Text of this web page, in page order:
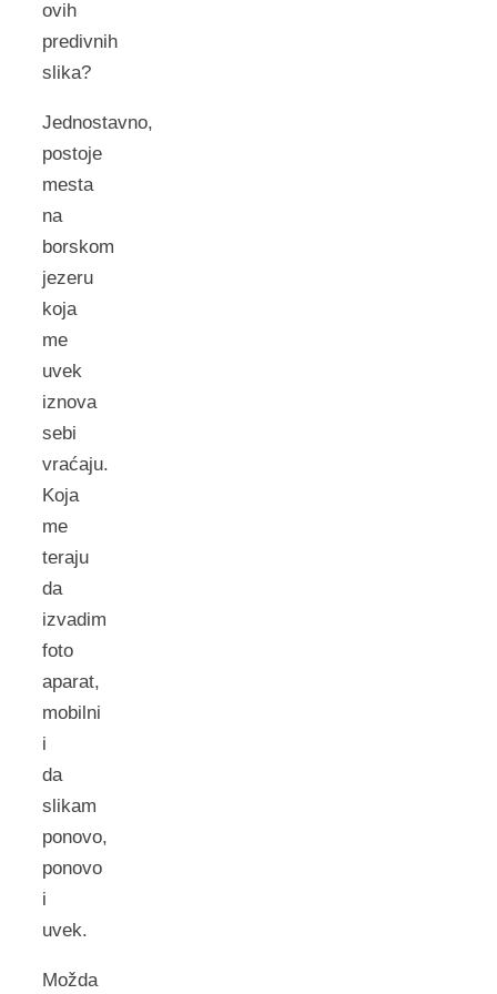
ovih
predivnih
slika?
Jednostavno,
postoje
mesta
na
borskom
jezeru
koja
me
uvek
iznova
sebi
vraćaju.
Koja
me
teraju
da
izvadim
foto
aparat,
mobilni
i
da
slikam
ponovo,
ponovo
i
uvek.
Možda